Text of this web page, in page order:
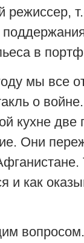
в
мы все
о
кухне
Они
и как